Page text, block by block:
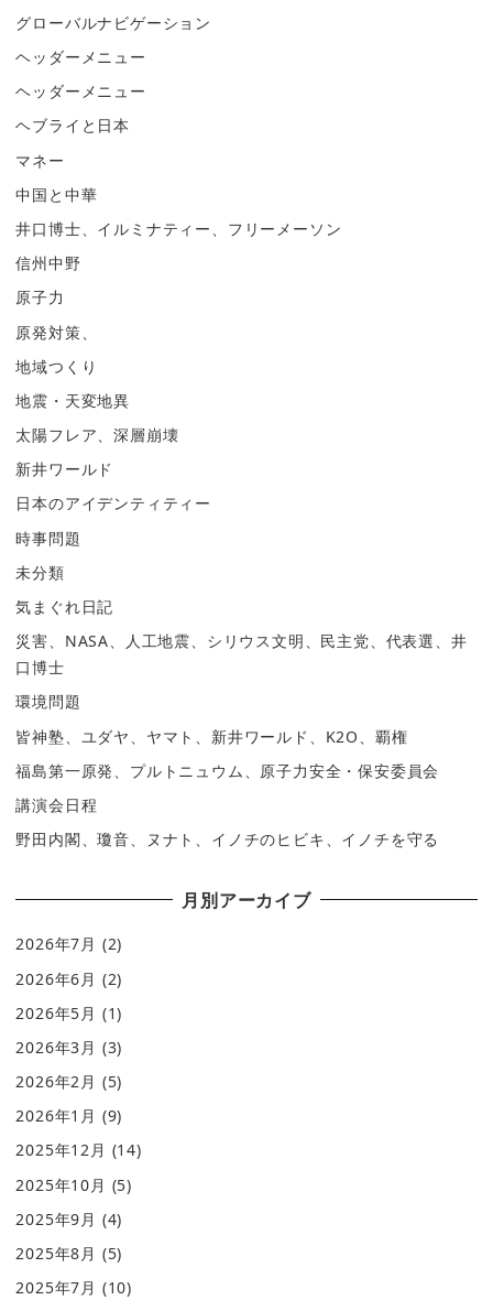
グローバルナビゲーション
ヘッダーメニュー
ヘッダーメニュー
ヘブライと日本
マネー
中国と中華
井口博士、イルミナティー、フリーメーソン
信州中野
原子力
原発対策、
地域つくり
地震・天変地異
太陽フレア、深層崩壊
新井ワールド
日本のアイデンティティー
時事問題
未分類
気まぐれ日記
災害、NASA、人工地震、シリウス文明、民主党、代表選、井
口博士
環境問題
皆神塾、ユダヤ、ヤマト、新井ワールド、K2O、覇権
福島第一原発、プルトニュウム、原子力安全・保安委員会
講演会日程
野田内閣、瓊音、ヌナト、イノチのヒビキ、イノチを守る
月別アーカイブ
2026年7月 (2)
2026年6月 (2)
2026年5月 (1)
2026年3月 (3)
2026年2月 (5)
2026年1月 (9)
2025年12月 (14)
2025年10月 (5)
2025年9月 (4)
2025年8月 (5)
2025年7月 (10)